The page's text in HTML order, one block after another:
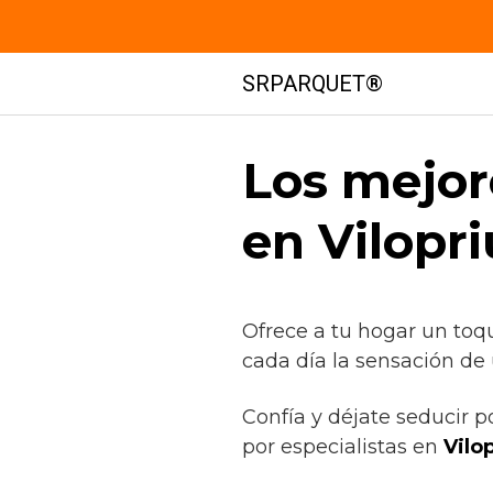
contenido
SRPARQUET®
Los
en
Ofrece a tu hogar un
cada día la sensación
Confía y déjate seducir
por especialistas en